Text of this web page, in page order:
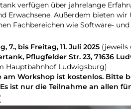
verfügen über jahrelange
Erwachsene. Außerdem bieten
Fachbereichen wie Software-
7., bis Freitag, 11. Juli 2025 (jeweils
Pflugfelder Str. 23, 71636
Hauptbahnhof Ludwigsburg)
am Workshop ist kostenlos.
ist nur die Teilnahme an allen